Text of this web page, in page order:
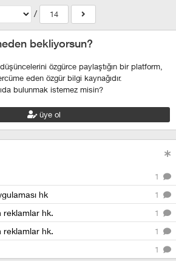
/ 14
bekliyorsun?
özgürce paylaştığın bir platform,
eden özgür bilgi kaynağıdır.
bulunmak istemez misin?
üye ol
1
1
hk
1
reklamlar hk.
1
reklamlar hk.
1